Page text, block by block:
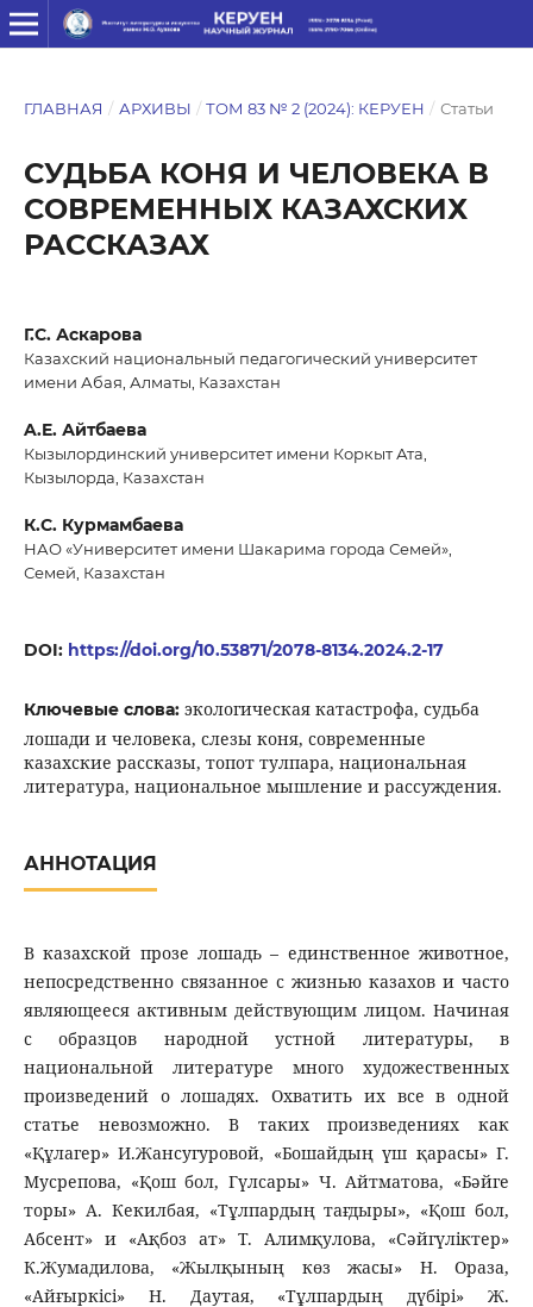
ГЛАВНАЯ / АРХИВЫ / ТОМ 83 № 2 (2024): КЕРУЕН / Статьи
СУДЬБА КОНЯ И ЧЕЛОВЕКА В
СОВРЕМЕННЫХ КАЗАХСКИХ
РАССКАЗАХ
Г.С. Аскарова
Казахский национальный педагогический университет
имени Абая, Алматы, Казахстан
A.E. Айтбаева
Кызылординский университет имени Коркыт Ата,
Кызылорда, Казахстан
К.С. Курмамбаева
НАО «Университет имени Шакарима города Семей»,
Семей, Казахстан
DOI: https://doi.org/10.53871/2078-8134.2024.2-17
Ключевые слова: экологическая катастрофа, судьба
лошади и человека, слезы коня, современные
казахские рассказы, топот тулпара, национальная
литература, национальное мышление и рассуждения.
АННОТАЦИЯ
В казахской прозе лошадь – единственное животное,
непосредственно связанное с жизнью казахов и часто
являющееся активным действующим лицом. Начиная
с образцов народной устной литературы, в
национальной литературе много художественных
произведений о лошадях. Охватить их все в одной
статье невозможно. В таких произведениях как
«Құлагер» И.Жансугуровой, «Бошайдың үш қарасы» Г.
Мусрепова, «Қош бол, Гүлсары» Ч. Айтматова, «Бәйге
торы» А. Кекилбая, «Тұлпардың тағдыры», «Қош бол,
Абсент» и «Ақбоз ат» Т. Алимқулова, «Сәйгүліктер»
К.Жумадилова, «Жылқының көз жасы» Н. Ораза,
«Айғыркісі» Н. Даутая, «Тұлпардың дүбірі» Ж.